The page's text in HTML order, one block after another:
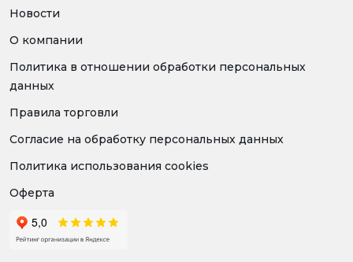
Новости
О компании
Политика в отношении обработки персональных
данных
Правила торговли
Согласие на обработку персональных данных
Политика использования cookies
Оферта